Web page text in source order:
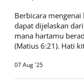
Berbicara
dapat dijelaskan
mana hartamu
(Matius 6:21). Hati
07 Aug '25